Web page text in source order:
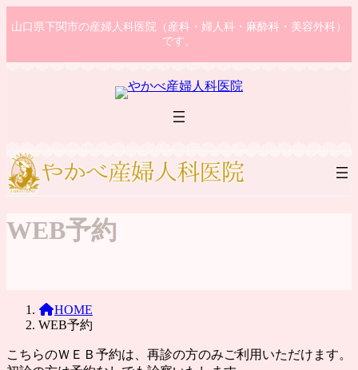
ン
ン
プ
ビ
ー
動
山口県下関市の産婦人科医院（産科・婦人科・麻酔科・美容外科）
です。
WEB予約
HOME
WEB予約
こちらのＷＥＢ予約は、再診の方のみご利用いただけます。